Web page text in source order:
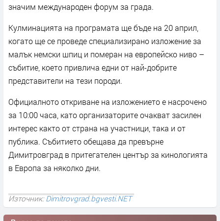
значим международен форум за града.
Кулминацията на програмата ще бъде на 20 април,
когато ще се проведе специализирано изложение за
малък немски шпиц и померан на европейско ниво –
събитие, което привлича едни от най-добрите
представители на тези породи.
Официалното откриване на изложението е насрочено
за 10:00 часа, като организаторите очакват засилен
интерес както от страна на участници, така и от
публика. Събитието обещава да превърне
Димитровград в притегателен център за кинологията
в Европа за няколко дни.
Източник:Dimitrovgrad.bgvesti.NET